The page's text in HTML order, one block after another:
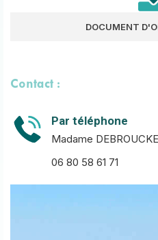
DOCUMENT
Contact :
Par téléphone
Madame
06 80 58 61 71